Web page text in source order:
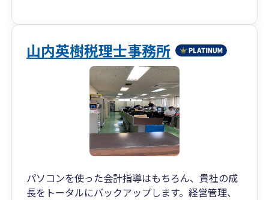
金融機関をはじめ、各業界で相続や事業承継に関
するセミナー講演実績も多数ございます。
また、著書はAmazon税法部門で1位を獲得する
等、高い専門性を誇ります。
山内英樹税理士事務所
パソコンを使った会計指導はもちろん、貴社の成
長をトータルにバックアップします。経営管理、